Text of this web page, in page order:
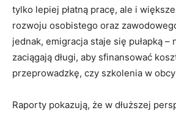
tylko lepiej płatną pracę, ale i
rozwoju osobistego oraz
jednak, emigracja staje się pułapką –
zaciągają długi, aby sfinansować
przeprowadzkę, czy szkolenia w
Raporty pokazują, że w dłuższej